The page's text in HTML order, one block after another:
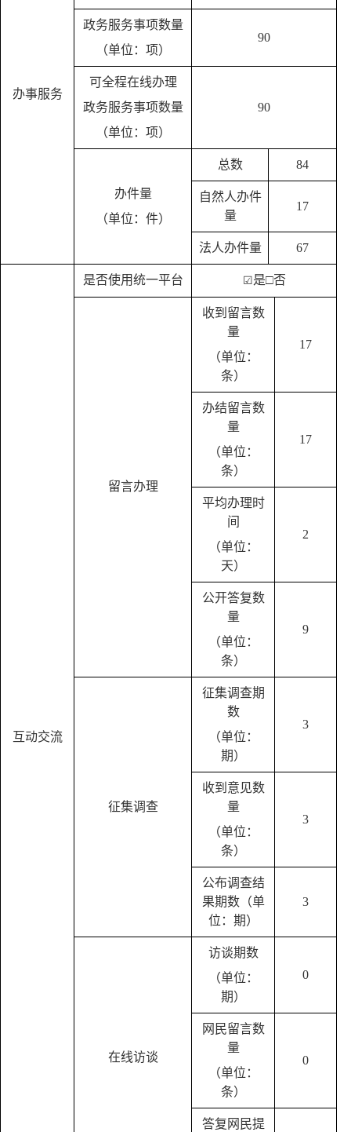
办事服务
政务服务事项数量
（单位：项）
90
可全程在线办理
政务服务事项数量
（单位：项）
90
办件量
（单位：件）
总数 84
自然人办件
量
17
法人办件量 67
互动交流
是否使用统一平台 ☑ 是□否
留言办理
收到留言数
量
（单位：
条）
17
办结留言数
量
（单位：
条）
17
平均办理时
间
（单位：
天）
2
公开答复数
量
（单位：
条）
9
征集调查
征集调查期
数
（单位：
期）
3
收到意见数
量
（单位：
条）
3
公布调查结
果期数（单
位：期）
3
在线访谈
访谈期数
（单位：
期）
0
网民留言数
量
（单位：
条）
0
答复网民提